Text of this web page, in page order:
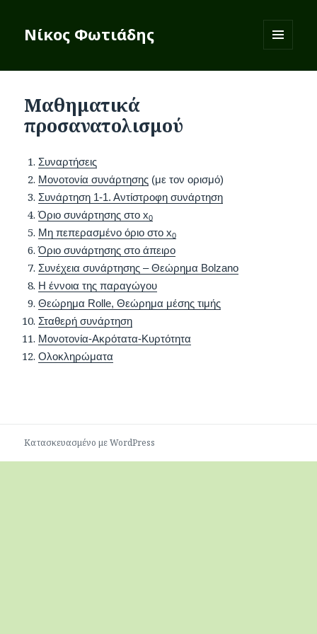
Νίκος Φωτιάδης
Μαθηματικά
προσανατολισμού
Συναρτήσεις
Μονοτονία συνάρτησης (με τον ορισμό)
Συνάρτηση 1-1. Αντίστροφη συνάρτηση
Όριο συνάρτησης στο x0
Μη πεπερασμένο όριο στο x0
Όριο συνάρτησης στο άπειρο
Συνέχεια συνάρτησης – Θεώρημα Bolzano
Η έννοια της παραγώγου
Θεώρημα Rolle, Θεώρημα μέσης τιμής
Σταθερή συνάρτηση
Μονοτονία-Ακρότατα-Κυρτότητα
Ολοκληρώματα
Κατασκευασμένο με WordPress